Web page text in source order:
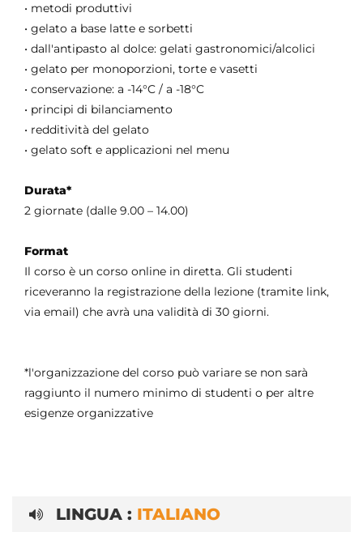
• metodi produttivi
• gelato a base latte e sorbetti
• dall'antipasto al dolce: gelati gastronomici/alcolici
• gelato per monoporzioni, torte e vasetti
• conservazione: a -14°C / a -18°C
• principi di bilanciamento
• redditività del gelato
• gelato soft e applicazioni nel menu
Durata*
2 giornate (dalle 9.00 – 14.00)
Format
Il corso è un corso online in diretta. Gli studenti
riceveranno la registrazione della lezione (tramite link,
via email) che avrà una validità di 30 giorni.
*l'organizzazione del corso può variare se non sarà
raggiunto il numero minimo di studenti o per altre
esigenze organizzative
LINGUA : ITALIANO